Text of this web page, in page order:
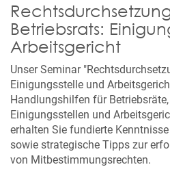
Betriebsrats:
Arbeitsgericht
Unser Seminar
Einigungsstelle und
Handlungshilfen für
Einigungsstellen und
erhalten Sie fundierte
sowie strategische Tipps zur
von Mitbestimmungsrechten.